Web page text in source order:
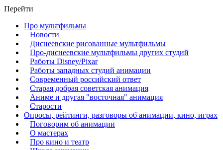
Перейти
Про мультфильмы
Новости
Диснеевские рисованные мультфильмы
Про-диснеевские мультфильмы других студий
Работы Disney/Pixar
Работы западных студий анимации
Современный российский ответ
Старая добрая советская анимация
Аниме и другая "восточная" анимация
Старости
Опросы, рейтинги, разговоры об анимации, кино, играх
Поговорим об анимации
О мастерах
Про кино и театр